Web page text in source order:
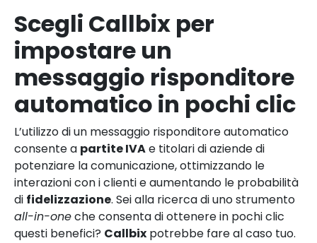
Scegli Callbix per
impostare un
messaggio risponditore
automatico in pochi clic
L’utilizzo di un messaggio risponditore automatico
consente a partite IVAe titolari di aziende di
potenziare la comunicazione, ottimizzando le
interazioni con i clienti e aumentando le probabilità
di fidelizzazione. Sei alla ricerca di uno strumento
all-in-oneche consenta di ottenere in pochi clic
questi benefici? Callbix potrebbe fare al caso tuo.